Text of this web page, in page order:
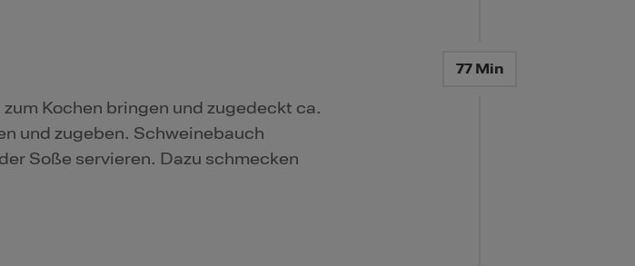
77 Min
Kochen bringen und zugedeckt ca.
und zugeben. Schweinebauch
Soße servieren. Dazu schmecken